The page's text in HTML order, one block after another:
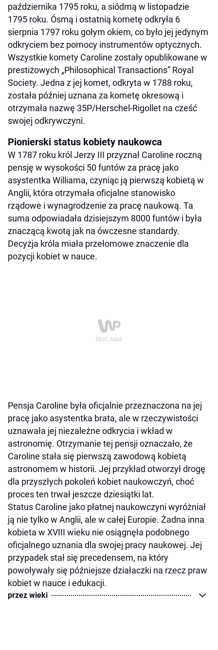
października 1795 roku, a siódmą w listopadzie
1795 roku. Ósmą i ostatnią kometę odkryła 6
sierpnia 1797 roku gołym okiem, co było jej jedynym
odkryciem bez pomocy instrumentów optycznych.
Wszystkie komety Caroline zostały opublikowane w
prestiżowych „Philosophical Transactions” Royal
Society. Jedna z jej komet, odkryta w 1788 roku,
została później uznana za kometę okresową i
otrzymała nazwę 35P/Herschel-Rigollet na cześć
swojej odkrywczyni.
Pionierski status kobiety naukowca
W 1787 roku król Jerzy III przyznał Caroline roczną
pensję w wysokości 50 funtów za pracę jako
asystentka Williama, czyniąc ją pierwszą kobietą w
Anglii, która otrzymała oficjalne stanowisko
rządowe i wynagrodzenie za pracę naukową. Ta
suma odpowiadała dzisiejszym 8000 funtów i była
znaczącą kwotą jak na ówczesne standardy.
Decyzja króla miała przełomowe znaczenie dla
pozycji kobiet w nauce.
Pensja Caroline była oficjalnie przeznaczona na jej
pracę jako asystentka brata, ale w rzeczywistości
uznawała jej niezależne odkrycia i wkład w
astronomię. Otrzymanie tej pensji oznaczało, że
Caroline stała się pierwszą zawodową kobietą
astronomem w historii. Jej przykład otworzył drogę
dla przyszłych pokoleń kobiet naukowczyń, choć
proces ten trwał jeszcze dziesiątki lat.
Status Caroline jako płatnej naukowczyni wyróżniał
ją nie tylko w Anglii, ale w całej Europie. Żadna inna
kobieta w XVIII wieku nie osiągnęła podobnego
oficjalnego uznania dla swojej pracy naukowej. Jej
przypadek stał się precedensem, na który
powoływały się późniejsze działaczki na rzecz praw
kobiet w nauce i edukacji.
przez wieki